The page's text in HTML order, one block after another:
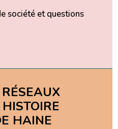
société et questions
HAINE